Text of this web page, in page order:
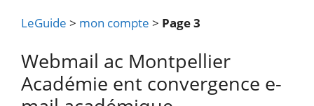
LeGuide > mon compte > Page 3
Webmail ac Montpellier
Académie ent convergence e-